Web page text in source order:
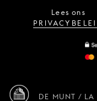
Lees ons
DE MUNT /